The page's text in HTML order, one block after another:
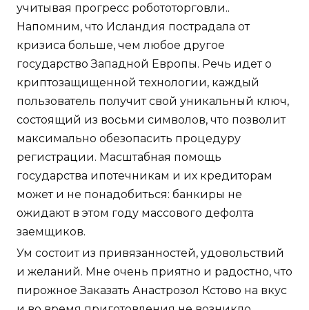
учитывая прогресс робототорговли..
Напомним, что Исландия пострадала от
кризиса больше, чем любое другое
государство Западной Европы. Речь идет о
криптозащищенной технологии, каждый
пользователь получит свой уникальный ключ,
состоящий из восьми символов, что позволит
максимально обезопасить процедуру
регистрации. Масштабная помощь
государства ипотечникам и их кредиторам
может и не понадобиться: банкиры не
ожидают в этом году массового дефолта
заемщиков.
Ум состоит из привязанностей, удовольствий
и желаний. Мне очень приятно и радостно, что
пирожное Заказать Анастрозол Кстово на вкус